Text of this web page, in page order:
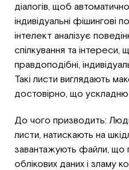
діалогів, щоб
індивідуальні фішингові
інтелект аналізує
спілкування та
правдоподібні,
Такі листи виглядають
достовірно, що
До чого призводить:
листи, натискають на
завантажують файли, що
облікових даних і зламу